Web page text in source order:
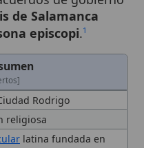
Rodrigo
latina fundada en
Ciudad Rodrigo,
de
in persona
de Salamanca